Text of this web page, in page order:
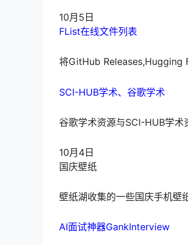
10月5日
FList在线文件列表
将GitHub Releases,Hugging
SCI-HUB学术、 谷歌学术
谷歌学术资源与SCI-HUB学
10月4日
国庆壁纸
壁纸湖收集的一些国庆手机壁
AI面试神器GankInterview